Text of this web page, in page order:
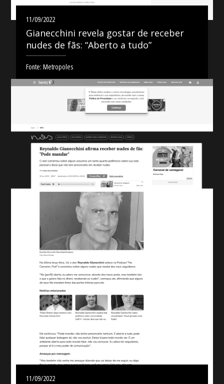
11/09/2022
Gianecchini revela gostar de receber
nudes de fãs: “Aberto a tudo”
Fonte: Metropoles
11/09/2022